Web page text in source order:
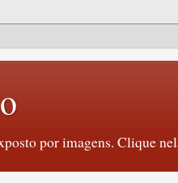
por imagens. Clique